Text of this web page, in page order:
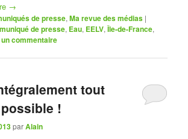
→
de presse,Ma revue des médias |
de presse, Eau, EELV,Île-de-France,
commentaire
tout
possible !
parAlain